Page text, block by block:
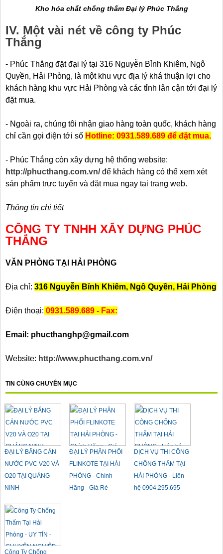
Kho hóa chất chống thấm Đại lý Phúc Thắng
IV. Một vài nét về công ty Phúc
Thắng
- Phúc Thắng đặt đại lý tại 316 Nguyễn Bỉnh Khiêm, Ngô
Quyền, Hải Phòng, là một khu vực địa lý khá thuận lợi cho
khách hàng khu vực Hải Phòng và các tỉnh lân cận tới đại lý
đặt mua.
- Ngoài ra, chúng tôi nhận giao hàng toàn quốc, khách hàng
chỉ cần gọi điện tới số Hotline: 0931.589.689 để đặt mua.
- Phúc Thắng còn xây dựng hệ thống website:
http://phucthang.com.vn/để khách hàng có thể xem xét
sản phẩm trực tuyến và đặt mua ngay tại trang web.
Thông tin chi tiết
CÔNG TY TNHH XÂY DỰNG PHÚC
THẮNG
VĂN PHÒNG TẠI HẢI PHÒNG
Địa chỉ: 316 Nguyễn Bỉnh Khiêm, Ngô Quyền, Hải Phòng
Điện thoại: 0931.589.689 - Fax:
Email: phucthanghp@gmail.com
Website: http://www.phucthang.com.vn/
TIN CÙNG CHUYÊN MỤC
ĐẠI LÝ BĂNG CẢN
NƯỚC PVC V20 VÀ
O20 TẠI QUẢNG
NINH
ĐẠI LÝ PHÂN PHỐI
FLINKOTE TẠI HẢI
PHÒNG - Chính
Hãng - Giá Rẻ
DỊCH VỤ THI CÔNG
CHỐNG THẤM TẠI
HẢI PHÒNG - Liên
hệ 0904.295.695
Công Ty Chống